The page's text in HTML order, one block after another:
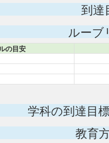
到達
ルーブ
の目安
学科の到達目
教育